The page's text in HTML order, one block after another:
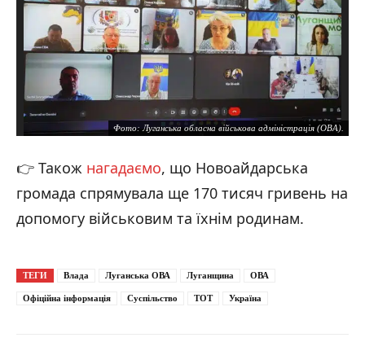
Фото: Луганська обласна військова адміністрація (ОВА).
👉 Також нагадаємо, що Новоайдарська
громада спрямувала ще 170 тисяч гривень на
допомогу військовим та їхнім родинам.
ТЕГИ Влада Луганська ОВА Луганщина ОВА
Офіційна інформація Суспільство ТОТ Україна